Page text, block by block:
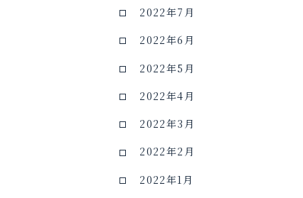
2022年7月
2022年6月
2022年5月
2022年4月
2022年3月
2022年2月
2022年1月